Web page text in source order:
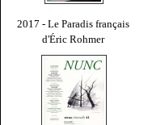
2017 - Le Paradis français
d'Éric Rohmer